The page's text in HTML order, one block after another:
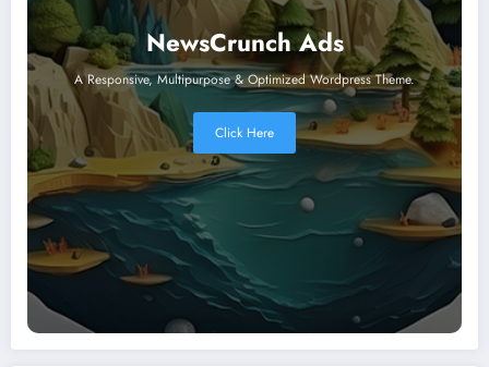
NewsCrunch Ads
A Responsive, Multipurpose & Optimized Wordpress Theme.
Click Here